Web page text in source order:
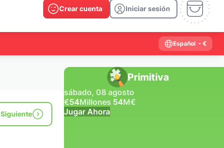
Crear cuenta Iniciar sesión
Español - €
Siguiente
Primitiva
sábado, 08 agosto
€54Millones 54M€
Jugar Ahora